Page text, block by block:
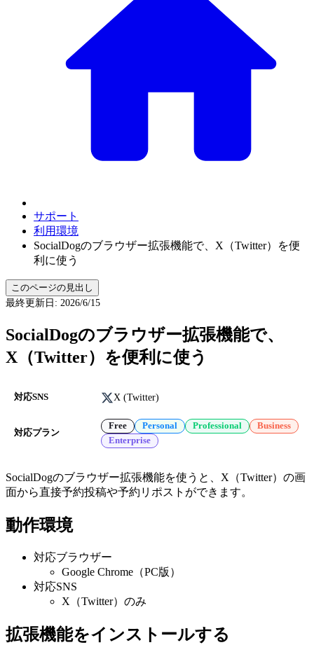
サポート
利用環境
SocialDogのブラウザー拡張機能で、X（Twitter）を便
利に使う
このページの見出し
最終更新日: 2026/6/15
SocialDogのブラウザー拡張機能で、
X（Twitter）を便利に使う
対応SNS X (Twitter)
対応プラン
Free Personal Professional
Business
Enterprise
SocialDogのブラウザー拡張機能を使うと、X（Twitter）の画
面から直接予約投稿や予約リポストができます。
動作環境
対応ブラウザー
Google Chrome（PC版）
対応SNS
X（Twitter）のみ
拡張機能をインストールする